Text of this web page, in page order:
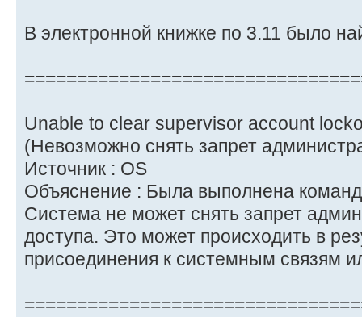
В электронной книжке по 3.11 было
Unable to clear supervisor account
(Невозможно снять запрет
Источник : OS
Объяснение : Была выполнена
Система не может снять запрет
доступа. Это может происходить в
присоединения к системным связям